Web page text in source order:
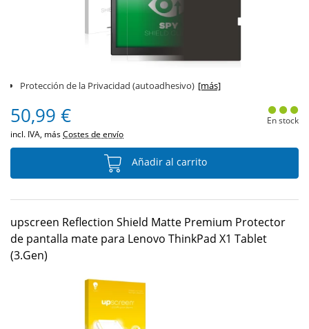
Protección de la Privacidad (autoadhesivo) [más]
50,99 €
incl. IVA, másCostes de envío
En stock
Añadir al carrito
upscreen Reflection Shield Matte Premium Protector
de pantalla mate para Lenovo ThinkPad X1 Tablet
(3.Gen)